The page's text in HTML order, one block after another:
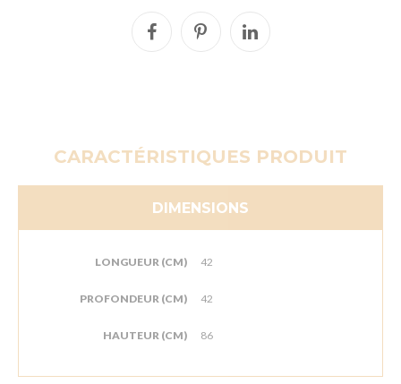
CARACTÉRISTIQUES PRODUIT
DIMENSIONS
LONGUEUR (CM) 42
PROFONDEUR (CM) 42
HAUTEUR (CM) 86